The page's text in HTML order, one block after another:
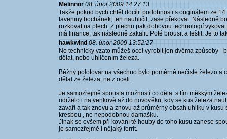
Melinnor 08. únor 2009 14:27:13
Takže pokud bych chtěl docílit podobnosti s originálem ze
taveniny bochánek, ten nauhličit, zase překovat. Následně
rozkovat na plech. Z plechu pak dobovou technologií
má finance, tak následně zakalit. Poté brousit a leštit. Je to
hawkwind 08. únor 2009 13:52:27
No technicky vzato můžeš ocel vyrobit jen dvěma způsoby
dělat, nebo uhličením železa.
Běžný polotovar na všechno bylo poměrně nečisté železo a
dělal ze železa, ne z oceli.
Je samozřejmě spousta možností co dělat s tím měkkým
udrželo i na venkově až do novověku, kdy se kus železa
zavaří a tak znovu a znovu až průměrný obsah uhlíku v
kresbou , ne nepodobnou damašku.
Jinak se ovšem při kování té houby do toho kusu zanese
je samozřejmě i nějaký ferrit.